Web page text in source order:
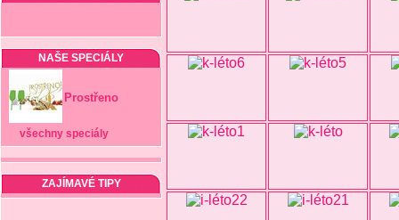
NAŠE SPECIÁLY
Prostřeno
všechny speciály
ZAJÍMAVÉ TIPY